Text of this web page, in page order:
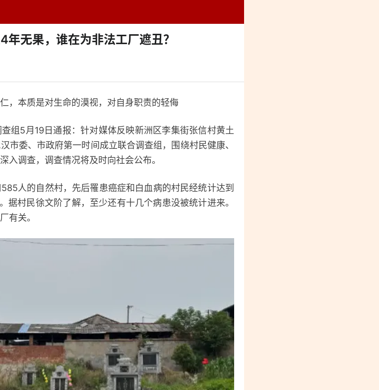
排行榜 周刊 网址导航 英烈纪念馆
无果，谁在为非法工厂遮丑？
本质是对生命的漠视，对自身职责的轻侮
5月19日通报：针对媒体反映新洲区李集街张信村黄土
市委、市政府第一时间成立联合调查组，围绕村民健康、
入调查，调查情况将及时向社会公布。
人的自然村，先后罹患癌症和白血病的村民经统计达到
村民徐文阶了解，至少还有十几个病患没被统计进来。
有关。